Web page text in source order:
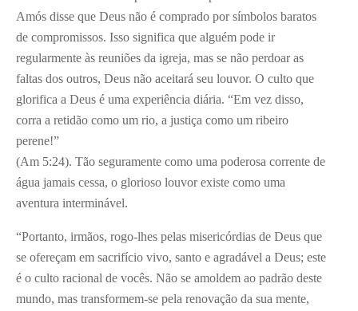
Amós disse que Deus não é comprado por símbolos baratos
de compromissos. Isso significa que alguém pode ir
regularmente às reuniões da igreja, mas se não perdoar as
faltas dos outros, Deus não aceitará seu louvor. O culto que
glorifica a Deus é uma experiência diária. “Em vez disso,
corra a retidão como um rio, a justiça como um ribeiro
perene!”
(Am 5:24). Tão seguramente como uma poderosa corrente de
água jamais cessa, o glorioso louvor existe como uma
aventura interminável.
“Portanto, irmãos, rogo-lhes pelas misericórdias de Deus que
se ofereçam em sacrifício vivo, santo e agradável a Deus; este
é o culto racional de vocês. Não se amoldem ao padrão deste
mundo, mas transformem-se pela renovação da sua mente,